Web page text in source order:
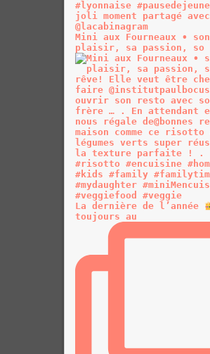
Mini aux Fourneaux • son
plaisir, sa passion, so
La dernière de l’année
toujours au